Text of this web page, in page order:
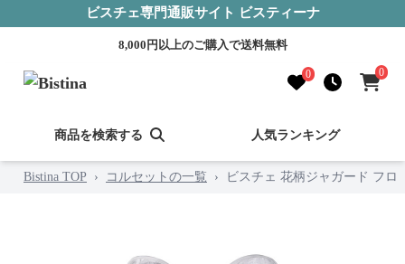
ビスチェ専門通販サイト ビスティーナ
8,000円以上のご購入で送料無料
0 0
商品を検索する 人気ランキング
Bistina TOP › コルセットの一覧 › ビスチェ 花柄ジャガード フ